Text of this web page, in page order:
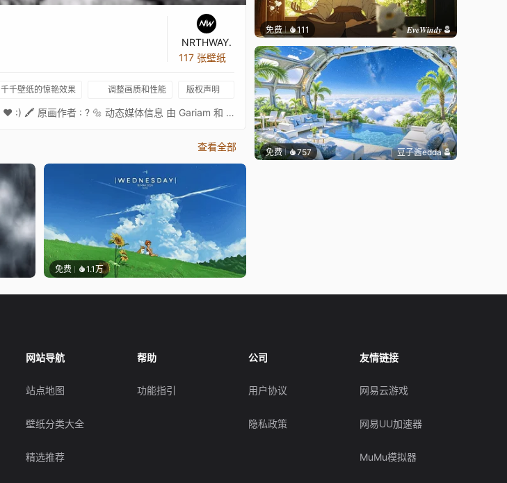
NRTHWAY.
117 张壁纸
千千壁纸的惊艳效果 调整画质和性能 版权声明
​​灰岩 [4K]​​ 🏵️ 由 ​​𝙉𝙤𝙧𝙩𝙝𝙒𝙖𝙮​​ 动态制作 👍 快来订阅我的工坊，获取更多同风格壁纸吧 ♥ :) 🖍️ ​​原画作者​​ : ? 🔩 ​​动态媒体信息​​ 由 ​​Gariam​​ 和 ​​Seekay​​ 提供 : https://steamcommunity.com/sharedfiles/filedetails/?id=3219510589&snr= ​​标签​​ : [4K] 动态壁纸 | 自然 | 3840×2160 | 场景 | 可自定义 | 音频响应 | 日期 | 白天 | 时钟 | 媒体集成 ​​使用技巧​​： 多媒体组件可自由移动，直接点击壁纸上的封面即可个性化设置~/GreyRock [4K] 🏵️ Animated by 𝙉𝙤𝙧𝙩𝙝𝙒𝙖𝙮👍 Don't hesitate to subscribe to my Workshop for more wallpapers in this style ♥ :)🖍️ Art by ?🔩 Dynamic media info by Gariam and Seekay : https://steamcommunity.com/sharedfiles/filedetails/?id=3219510589&snr=Tags : [4K] Live Wallpaper,Nature,3840 x 2160,Scene,Customizable,Audio responsive,Date,Day,Clock,Media Integration.Tips:Note that the multimedia integration is mobile and can be personalized directly on the wallpaper by clicking on the cover.
查看全部
免费 1.1万
免费 111 𝑬𝒗𝒆𝑾𝒊𝒏𝒅𝒚
免费 757 豆子酱edda
网站导航
站点地图
壁纸分类大全
精选推荐
帮助
功能指引
公司
用户协议
隐私政策
友情链接
网易云游戏
网易UU加速器
MuMu模拟器